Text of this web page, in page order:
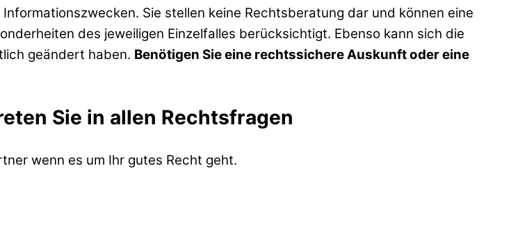
Sie stellen keine Rechtsberatung dar und können eine
des jeweiligen Einzelfalles berücksichtigt. Ebenso kann sich die
geändert haben. Benötigen Sie eine rechtssichere Auskunft oder eine
Sie in allen Rechtsfragen
wenn es um Ihr gutes Recht geht.